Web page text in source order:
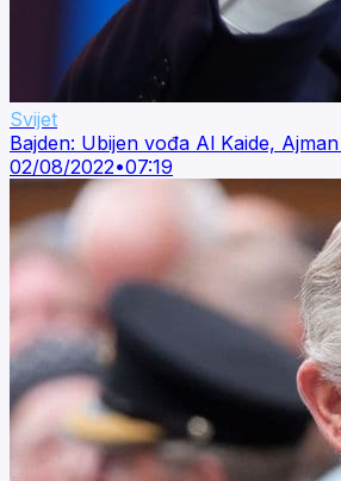
Svijet
Bajden: Ubijen vođa Al Kaide,
02/08/2022•07:19